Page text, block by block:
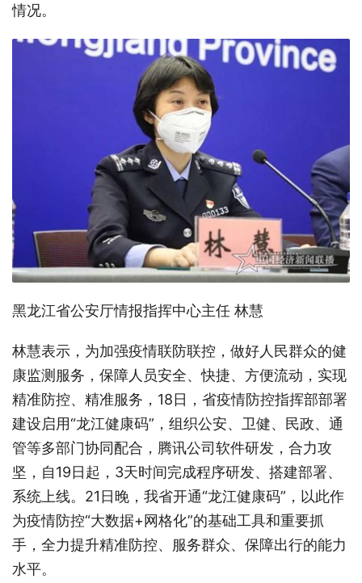
情况。
黑龙江省公安厅情报指挥中心主任 林慧
林慧表示，为加强疫情联防联控，做好人民群众的健
康监测服务，保障人员安全、快捷、方便流动，实现
精准防控、精准服务，18日，省疫情防控指挥部部署
建设启用“龙江健康码”，组织公安、卫健、民政、通
管等多部门协同配合，腾讯公司软件研发，合力攻
坚，自19日起，3天时间完成程序研发、搭建部署、
系统上线。21日晚，我省开通“龙江健康码”，以此作
为疫情防控“大数据+网格化”的基础工具和重要抓
手，全力提升精准防控、服务群众、保障出行的能力
水平。